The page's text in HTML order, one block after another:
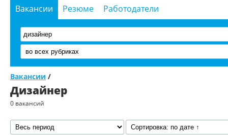
Вакансии Резюме Работодатели
Вакансии /
Дизайнер
0 вакансий